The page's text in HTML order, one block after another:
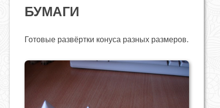
БУМАГИ
Готовые развёртки конуса разных размеров.